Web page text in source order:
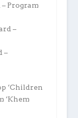
Program
–
–
‘Children
‘Khem